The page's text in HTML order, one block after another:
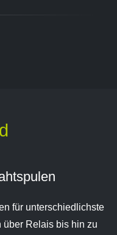
für unterschiedlichste
Relais bis hin zu